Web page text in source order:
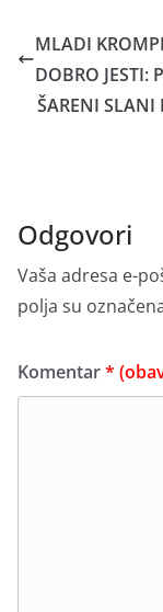
MLADI
DOBRO
ŠARENI
Odgovori
Vaša adresa e-
polja su
Komentar*